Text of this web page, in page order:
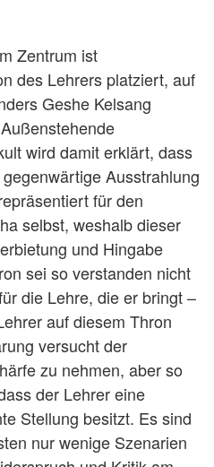
Zentrum ist
des Lehrers platziert, auf
Geshe Kelsang
wird damit erklärt, dass
Ausstrahlung
für den
selbst, weshalb dieser
und Hingabe
sei so verstanden nicht
die Lehre, die er bringt –
auf diesem Thron
versucht der
zu nehmen, aber so
der Lehrer eine
Stellung besitzt. Es sind
nur wenige Szenarien